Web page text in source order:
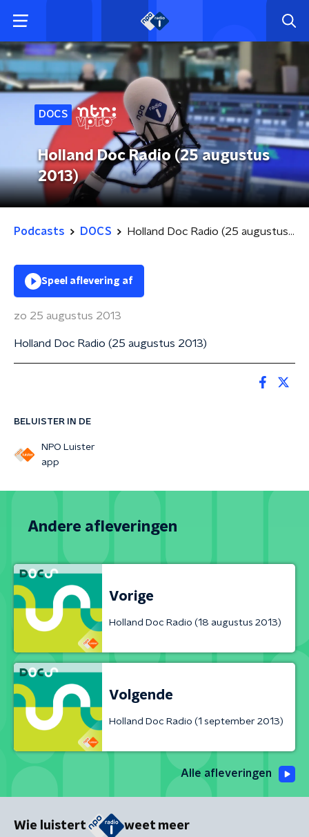
DOCS
Holland Doc Radio (25 augustus
2013)
Podcasts DOCS Holland Doc Radio (25 augustus 2013)
BELUISTER IN DE
NPO Luister
app
Speel aflevering af
zo 25 augustus 2013
Holland Doc Radio (25 augustus 2013)
Andere afleveringen
Vorige
Holland Doc Radio (18 augustus 2013)
Volgende
Holland Doc Radio (1 september 2013)
Alle afleveringen
Wie luistert weet meer